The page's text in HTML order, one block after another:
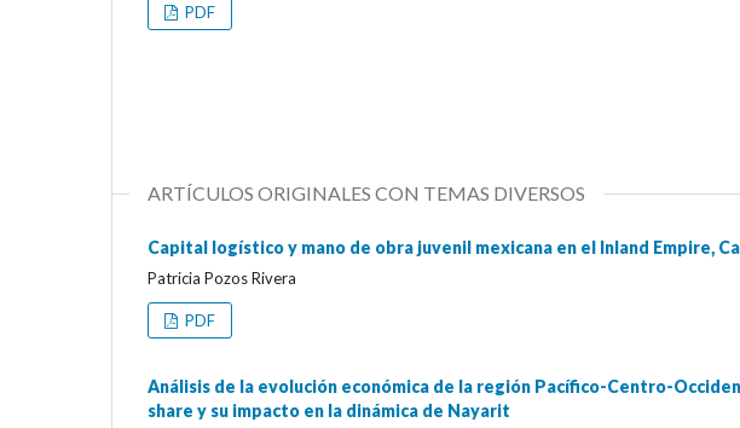
PDF
ARTÍCULOS ORIGINALES CON TEMAS DIVERSOS
Capital logístico y mano de obra juvenil mexicana en el Inland Empire,
Patricia Pozos Rivera
PDF
Análisis de la evolución económica de la región Pacífico-Centro-
share y su impacto en la dinámica de Nayarit